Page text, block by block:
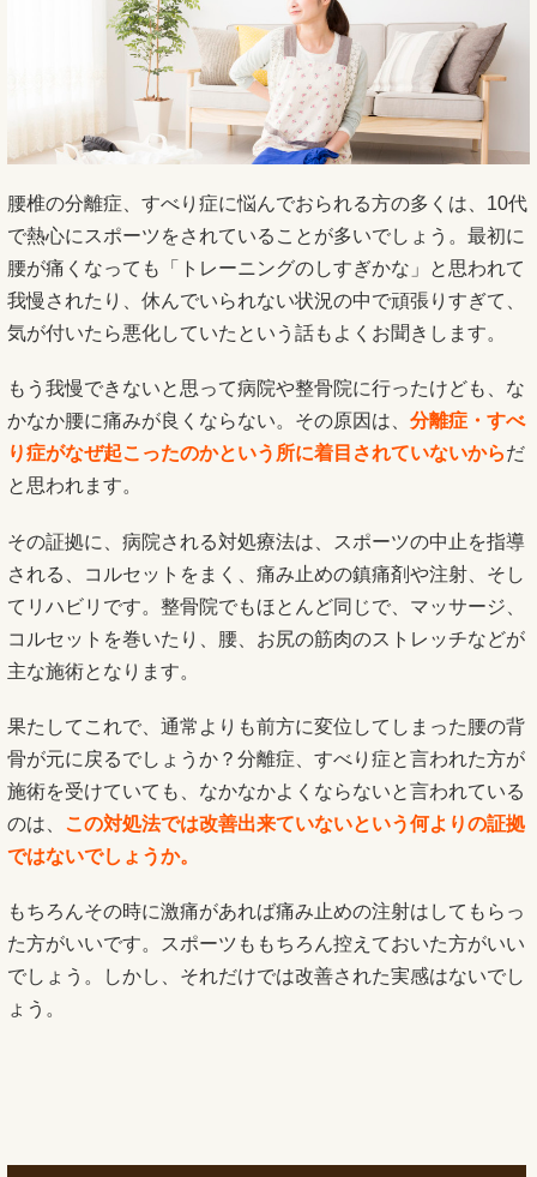
腰椎の分離症、すべり症に悩んでおられる方の多くは、10代
で熱心にスポーツをされていることが多いでしょう。最初に
腰が痛くなっても「トレーニングのしすぎかな」と思われて
我慢されたり、休んでいられない状況の中で頑張りすぎて、
気が付いたら悪化していたという話もよくお聞きします。
もう我慢できないと思って病院や整骨院に行ったけども、な
かなか腰に痛みが良くならない。その原因は、 分離症・すべ
り症がなぜ起こったのかという所に着目されていないからだ
と思われます。
その証拠に、病院される対処療法は、スポーツの中止を指導
される、コルセットをまく、痛み止めの鎮痛剤や注射、そし
てリハビリです。整骨院でもほとんど同じで、マッサージ、
コルセットを巻いたり、腰、お尻の筋肉のストレッチなどが
主な施術となります。
果たしてこれで、通常よりも前方に変位してしまった腰の背
骨が元に戻るでしょうか？分離症、すべり症と言われた方が
施術を受けていても、なかなかよくならないと言われている
のは、
この対処法では改善出来ていないという何よりの証拠
ではないでしょうか。
もちろんその時に激痛があれば痛み止めの注射はしてもらっ
た方がいいです。スポーツももちろん控えておいた方がいい
でしょう。しかし、それだけでは改善された実感はないでし
ょう。